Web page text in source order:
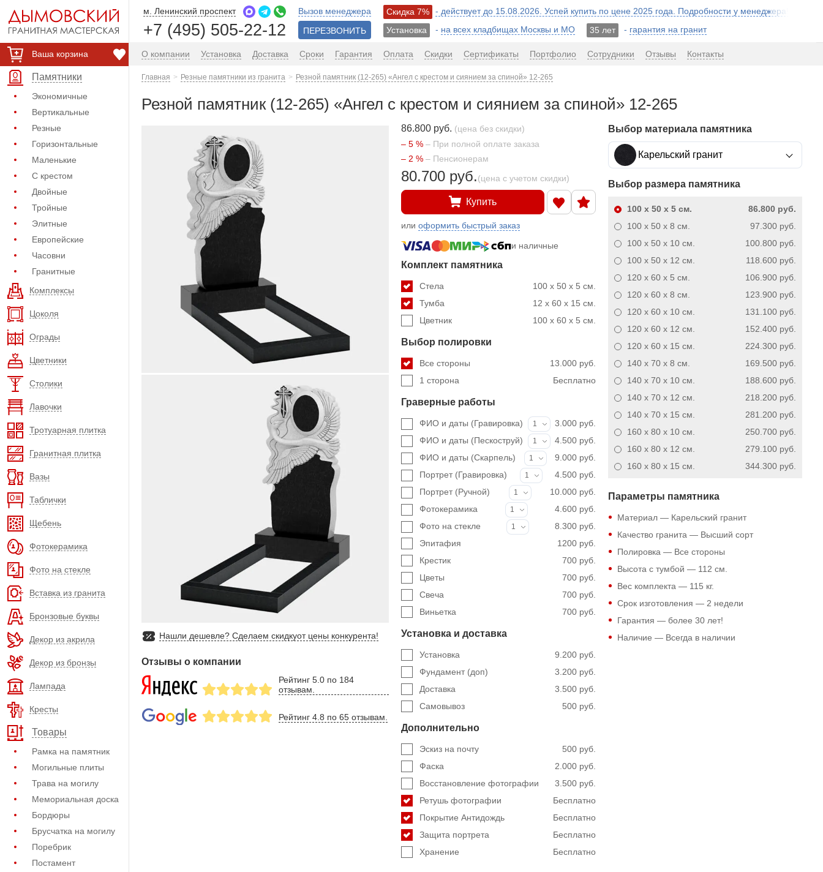
Ваша корзина
Памятники
Экономичные
Вертикальные
Резные
Горизонтальные
Маленькие
С крестом
Двойные
Тройные
Элитные
Европейские
Часовни
Гранитные
Комплексы
Цоколя
Ограды
Цветники
Столики
Лавочки
Тротуарная плитка
Гранитная плитка
Вазы
Таблички
Щебень
Фотокерамика
Фото на стекле
Вставка из гранита
Бронзовые буквы
Декор из акрила
Декор из бронзы
Лампада
Кресты
Товары
Рамка на памятник
Могильные плиты
Трава на могилу
Мемориальная доска
Бордюры
Брусчатка на могилу
Поребрик
Постамент
м. Ленинский проспект
+7 (495) 505-22-12
Вызов менеджера
ПЕРЕЗВОНИТЬ
Скидка 7%
- действует до 15.08.2026. Успей купить по цене 2025 года. Подробности у менеджера!
Установка
- на всех кладбищах Москвы и МО 35 лет - гарантия на гранит
О компании Установка Доставка Сроки Гарантия Оплата Скидки Сертификаты Портфолио Сотрудники Отзывы Контакты
Главная Резные памятники из гранита Резной памятник (12-265) «Ангел с крестом и сиянием за спиной» 12-265
Резной памятник (12-265) «Ангел с крестом и сиянием за спиной» 12-265
Нашли дешевле? Сделаем скидкуот цены конкурента!
Отзывы о компании
Рейтинг 5.0 по 184
отзывам.
Рейтинг 4.8 по 65 отзывам.
86.800 руб. (цена без скидки)
– 5 % – При полной оплате заказа
– 2 % – Пенсионерам
80.700 руб.(цена с учетом скидки)
Купить
илиоформить быстрый заказ
и наличные
Комплект памятника
100 x 50 x 5 см.
Стела
12 x 60 x 15 см.
Тумба
100 x 60 x 5 см.
Цветник
Выбор полировки
13.000 руб.
Все стороны
Бесплатно
1 сторона
Граверные работы
ФИО и даты (Гравировка) 1
3.000 руб.
ФИО и даты (Пескоструй)
1
4.500 руб.
ФИО и даты (Скарпель)
1
9.000 руб.
Портрет (Гравировка)
1
4.500 руб.
Портрет (Ручной)
1
10.000 руб.
Фотокерамика
1
4.600 руб.
Фото на стекле
1
8.300 руб.
1200 руб.
Эпитафия
700 руб.
Крестик
700 руб.
Цветы
700 руб.
Свеча
700 руб.
Виньетка
Установка и доставка
9.200 руб.
Установка
3.200 руб.
Фундамент (доп)
3.500 руб.
Доставка
500 руб.
Самовывоз
Дополнительно
500 руб.
Эскиз на почту
2.000 руб.
Фаска
3.500 руб.
Восстановление фотографии
Бесплатно
Ретушь фотографии
Бесплатно
Покрытие Антидождь
Бесплатно
Защита портрета
Бесплатно
Хранение
Выбор материала памятника
Карельский гранит
Выбор размера памятника
86.800 руб.
100 x 50 x 5см.
97.300 руб.
100 x 50 x 8 см.
100.800 руб.
100 x 50 x 10см.
118.600 руб.
100 x 50 x 12 см.
106.900 руб.
120 x 60 x 5 см.
123.900 руб.
120 x 60 x 8 см.
131.100 руб.
120 x 60 x 10см.
152.400 руб.
120 x 60 x 12 см.
224.300 руб.
120 x 60 x 15 см.
169.500 руб.
140 x 70 x 8 см.
188.600 руб.
140 x 70 x 10см.
218.200 руб.
140 x 70 x 12 см.
281.200 руб.
140 x 70 x 15 см.
250.700 руб.
160 x 80 x 10см.
279.100 руб.
160 x 80 x 12 см.
344.300 руб.
160 x 80 x 15 см.
Параметры памятника
Материал — Карельский гранит
Качество гранита — Высший сорт
Полировка — Все стороны
Высота с тумбой — 112 см.
Вес комплекта — 115 кг.
Срок изготовления — 2 недели
Гарантия — более 30 лет!
Наличие — Всегда в наличии